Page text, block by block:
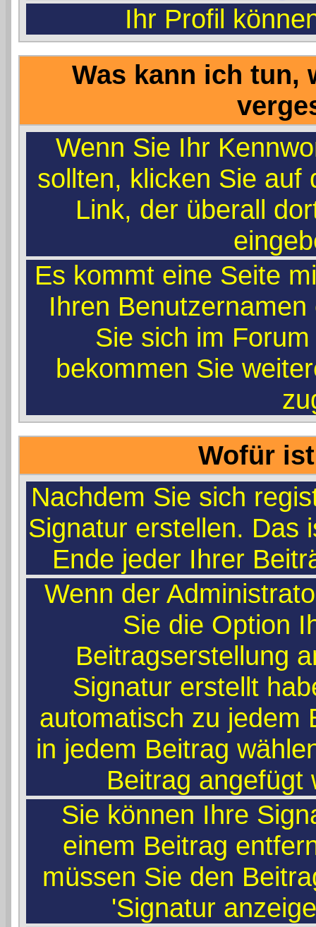
Ihr Profil
Was kann ich tun,
Wenn Sie Ihr
sollten, klicken Sie auf
Link, der überall
Es kommt eine Seite
Ihren
Sie sich im
bekommen Sie
Wofür
Nachdem Sie sich
Signatur erstellen. Das
Ende jeder Ihrer
Wenn der
Sie die Option
Beitragserstellung
Signatur erstellt
automatisch zu jedem
in jedem Beitrag
Beitrag angefügt
Sie können Ihre
einem Beitrag
müssen Sie den
'Signatur